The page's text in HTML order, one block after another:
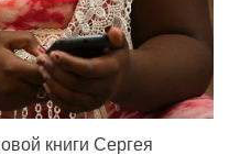
книги Сергея